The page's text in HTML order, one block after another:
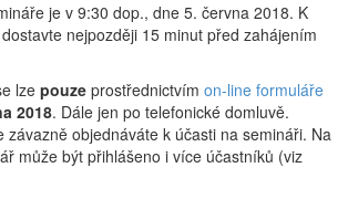
je v 9:30 dop., dne 5. června 2018. K
nejpozději 15 minut před zahájením
lze pouze prostřednictvím on-line formuláře
2018. Dále jen po telefonické domluvě.
závazně objednáváte k účasti na semináři. Na
může být přihlášeno i více účastníků (viz